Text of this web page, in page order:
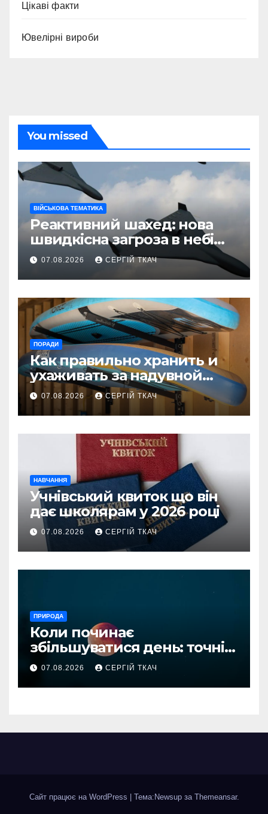
Цікаві факти
Ювелірні вироби
You missed
ВІЙСЬКОВА ТЕМАТИКА
Реактивний шахед: нова
швидкісна загроза в небі
України
07.08.2026 СЕРГІЙ ТКАЧ
ПОРАДИ
Как правильно хранить и
ухаживать за надувной
SUP-доской, чтобы она
прослужила годы
07.08.2026 СЕРГІЙ ТКАЧ
НАВЧАННЯ
Учнівський квиток що він
дає школярам у 2026 році
07.08.2026 СЕРГІЙ ТКАЧ
ПРИРОДА
Коли починає
збільшуватися день: точні
дати і наука
07.08.2026 СЕРГІЙ ТКАЧ
Сайт працює на WordPress Тема:Newsup за Themeansar.